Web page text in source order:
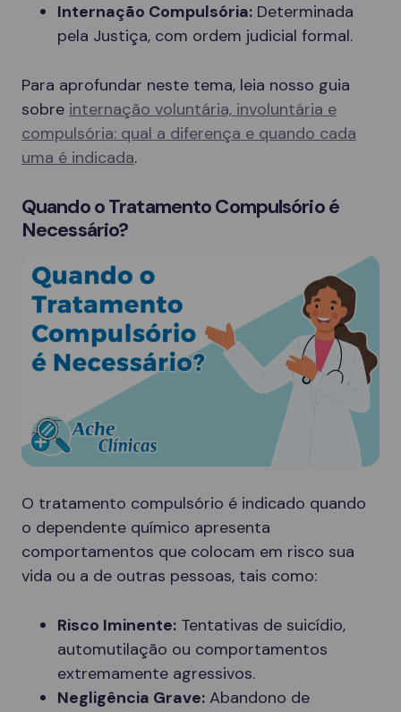
Internação Compulsória: Determinada
pela Justiça, com ordem judicial formal.
Para aprofundar neste tema, leia nosso guia
sobre internação voluntária, involuntária e
compulsória: qual a diferença e quando cada
uma é indicada.
Quando o Tratamento Compulsório é
Necessário?
O tratamento compulsório é indicado quando
o dependente químico apresenta
comportamentos que colocam em risco sua
vida ou a de outras pessoas, tais como:
Risco Iminente: Tentativas de suicídio,
automutilação ou comportamentos
extremamente agressivos.
Negligência Grave: Abandono de